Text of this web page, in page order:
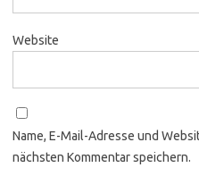
Website
Name, E-Mail-Adresse und
nächsten Kommentar speichern.